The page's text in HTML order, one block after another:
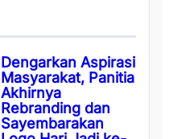
Dengarkan Aspirasi
Masyarakat, Panitia
Akhirnya
Rebranding dan
Sayembarakan